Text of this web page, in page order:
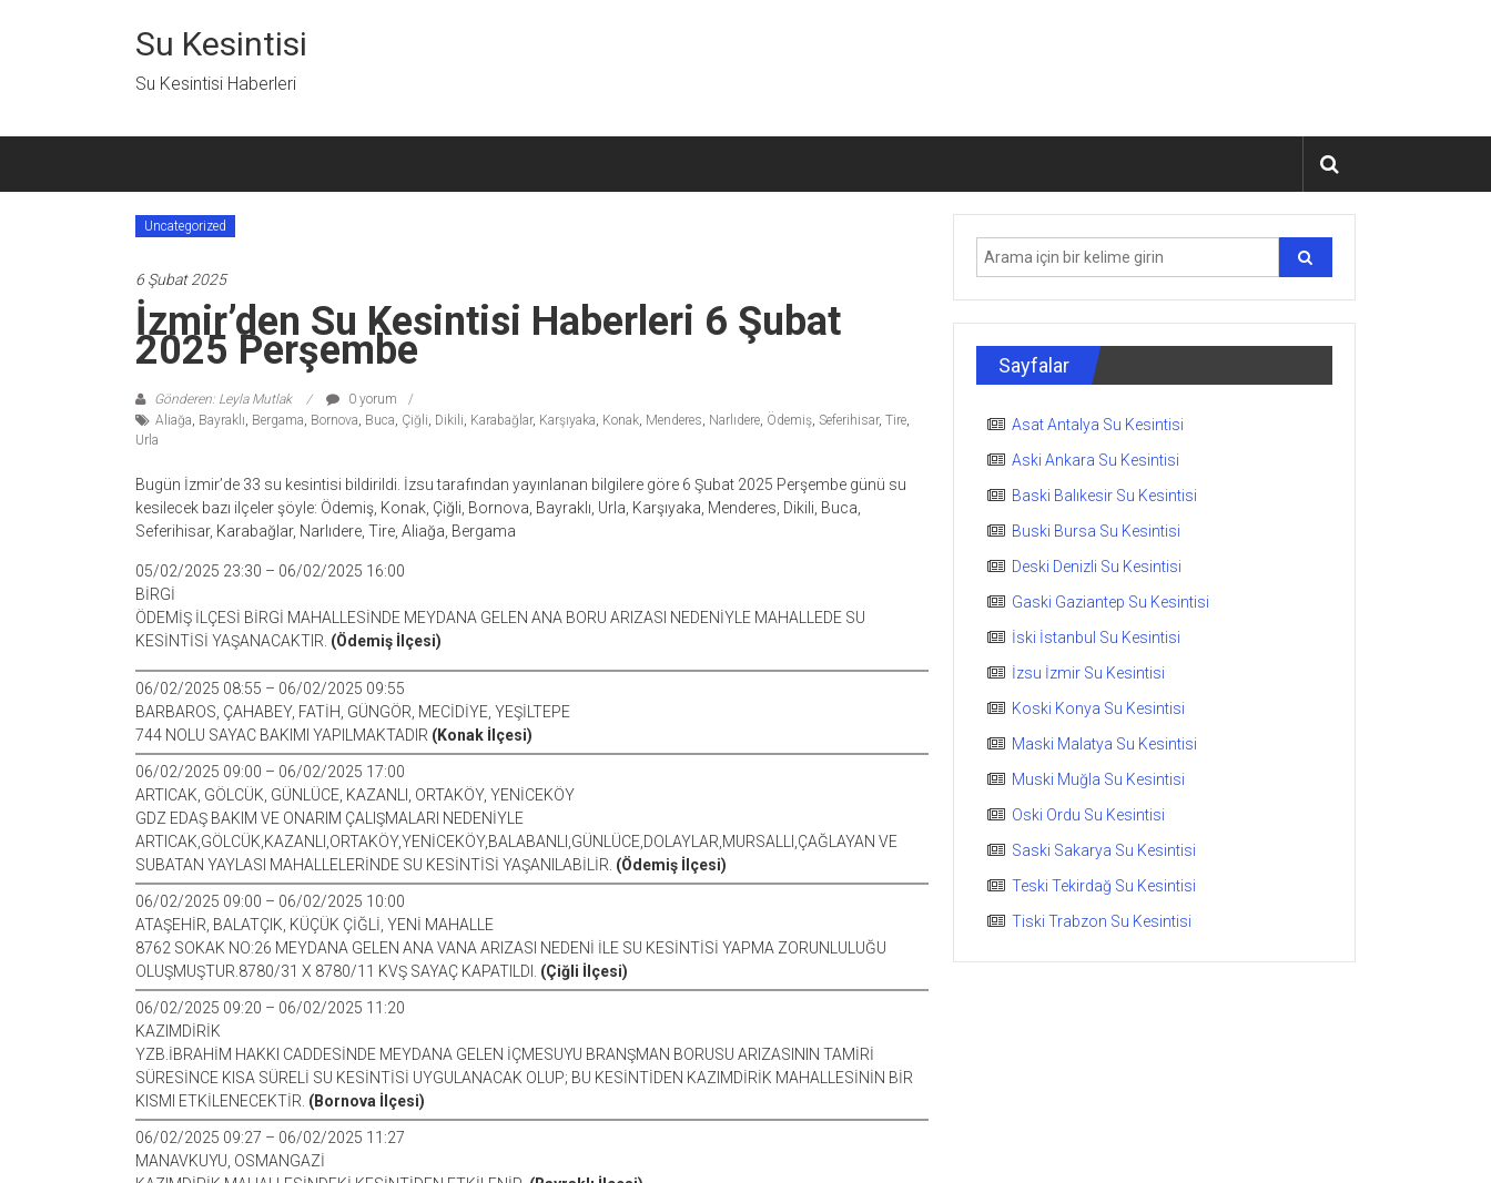
Su Kesintisi
Su Kesintisi Haberleri
Uncategorized
6 Şubat 2025
İzmir’den Su Kesintisi Haberleri 6 Şubat
2025 Perşembe
Gönderen: Leyla Mutlak
0 yorum
Aliağa, Bayraklı, Bergama, Bornova, Buca, Çiğli, Dikili, Karabağlar, Karşıyaka, Konak, Menderes, Narlıdere, Ödemiş, Seferihisar, Tire,
Urla
Bugün İzmir’de 33 su kesintisi bildirildi. İzsu tarafından yayınlanan bilgilere göre 6 Şubat 2025 Perşembe günü su
kesilecek bazı ilçeler şöyle: Ödemiş, Konak, Çiğli, Bornova, Bayraklı, Urla, Karşıyaka, Menderes, Dikili, Buca,
Seferihisar, Karabağlar, Narlıdere, Tire, Aliağa, Bergama
05/02/2025 23:30 – 06/02/2025 16:00
BİRGİ
ÖDEMİŞ İLÇESİ BİRGİ MAHALLESİNDE MEYDANA GELEN ANA BORU ARIZASI NEDENİYLE MAHALLEDE SU
KESİNTİSİ YAŞANACAKTIR. (Ödemiş İlçesi)
06/02/2025 08:55 – 06/02/2025 09:55
BARBAROS, ÇAHABEY, FATİH, GÜNGÖR, MECİDİYE, YEŞİLTEPE
744 NOLU SAYAC BAKIMI YAPILMAKTADIR (Konak İlçesi)
06/02/2025 09:00 – 06/02/2025 17:00
ARTICAK, GÖLCÜK, GÜNLÜCE, KAZANLI, ORTAKÖY, YENİCEKÖY
GDZ EDAŞ BAKIM VE ONARIM ÇALIŞMALARI NEDENİYLE
ARTICAK,GÖLCÜK,KAZANLI,ORTAKÖY,YENİCEKÖY,BALABANLI,GÜNLÜCE,DOLAYLAR,MURSALLI,ÇAĞLAYAN VE
SUBATAN YAYLASI MAHALLELERİNDE SU KESİNTİSİ YAŞANILABİLİR. (Ödemiş İlçesi)
06/02/2025 09:00 – 06/02/2025 10:00
ATAŞEHİR, BALATÇIK, KÜÇÜK ÇİĞLİ, YENİ MAHALLE
8762 SOKAK NO:26 MEYDANA GELEN ANA VANA ARIZASI NEDENİ İLE SU KESİNTİSİ YAPMA ZORUNLULUĞU
OLUŞMUŞTUR.8780/31 X 8780/11 KVŞ SAYAÇ KAPATILDI. (Çiğli İlçesi)
06/02/2025 09:20 – 06/02/2025 11:20
KAZIMDİRİK
YZB.İBRAHİM HAKKI CADDESİNDE MEYDANA GELEN İÇMESUYU BRANŞMAN BORUSU ARIZASININ TAMİRİ
SÜRESİNCE KISA SÜRELİ SU KESİNTİSİ UYGULANACAK OLUP; BU KESİNTİDEN KAZIMDİRİK MAHALLESİNİN BİR
KISMI ETKİLENECEKTİR. (Bornova İlçesi)
06/02/2025 09:27 – 06/02/2025 11:27
MANAVKUYU, OSMANGAZİ
Sayfalar
Asat Antalya Su Kesintisi
Aski Ankara Su Kesintisi
Baski Balıkesir Su Kesintisi
Buski Bursa Su Kesintisi
Deski Denizli Su Kesintisi
Gaski Gaziantep Su Kesintisi
İski İstanbul Su Kesintisi
İzsu İzmir Su Kesintisi
Koski Konya Su Kesintisi
Maski Malatya Su Kesintisi
Muski Muğla Su Kesintisi
Oski Ordu Su Kesintisi
Saski Sakarya Su Kesintisi
Teski Tekirdağ Su Kesintisi
Tiski Trabzon Su Kesintisi